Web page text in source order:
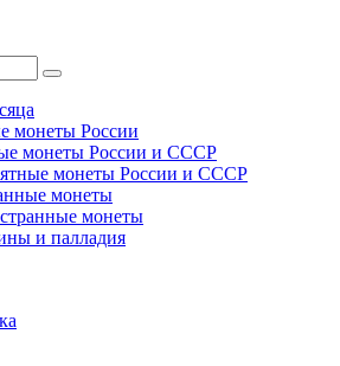
монеты России
монеты России и СССР
монеты России и СССР
монеты
монеты
и палладия